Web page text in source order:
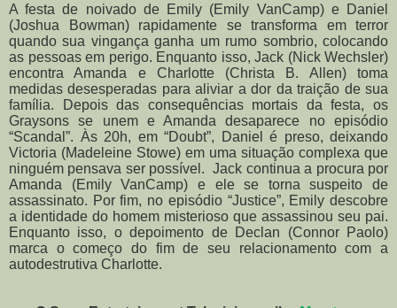
A festa de noivado de Emily (Emily VanCamp) e Daniel
(Joshua Bowman) rapidamente se transforma em terror
quando sua vingança ganha um rumo sombrio, colocando
as pessoas em perigo. Enquanto isso, Jack (Nick Wechsler)
encontra Amanda e Charlotte (Christa B. Allen) toma
medidas desesperadas para aliviar a dor da traição de sua
família. Depois das consequências mortais da festa, os
Graysons se unem e Amanda desaparece no episódio
“Scandal”. Às 20h, em “Doubt”, Daniel é preso, deixando
Victoria (Madeleine Stowe) em uma situação complexa que
ninguém pensava ser possível. Jack continua a procura por
Amanda (Emily VanCamp) e ele se torna suspeito de
assassinato. Por fim, no episódio “Justice”, Emily descobre
a identidade do homem misterioso que assassinou seu pai.
Enquanto isso, o depoimento de Declan (Connor Paolo)
marca o começo do fim de seu relacionamento com a
autodestrutiva Charlotte.